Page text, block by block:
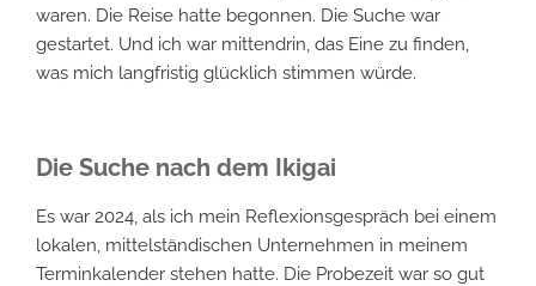
waren. Die Reise hatte begonnen. Die Suche war
gestartet. Und ich war mittendrin, das Eine zu finden,
was mich langfristig glücklich stimmen würde.
Die Suche nach dem Ikigai
Es war 2024, als ich mein Reflexionsgespräch bei einem
lokalen, mittelständischen Unternehmen in meinem
Terminkalender stehen hatte. Die Probezeit war so gut